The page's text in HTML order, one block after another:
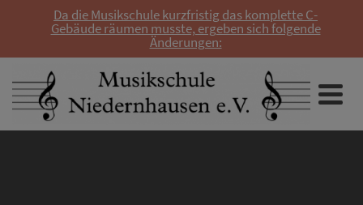
Da die Musikschule kurzfristig das komplette C-
Gebäude räumen musste, ergeben sich folgende
Änderungen: